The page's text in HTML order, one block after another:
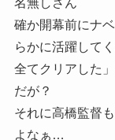
名無しさん
確か開幕前にナ
らかに活躍して
全てクリアした
だが？
それに高橋監督
よなぁ…